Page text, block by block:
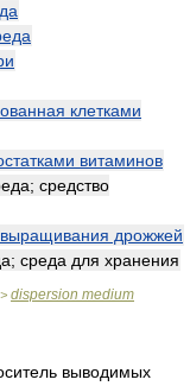
клетками
витаминов
средство
дрожжей
среда для хранения
> dispersion medium
выводимых